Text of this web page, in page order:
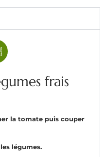
frais
la tomate puis couper
légumes.